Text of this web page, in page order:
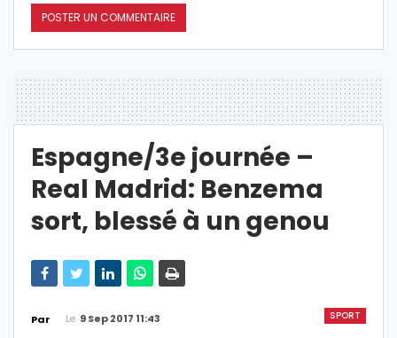
Espagne/3e journée –
Real Madrid: Benzema
sort, blessé à un genou
SPORT
Par Le 9 Sep 2017 11:43